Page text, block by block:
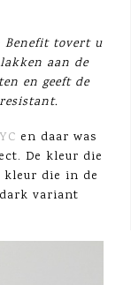
Benefit tovert u
aan de
en geeft de
en daar was
De kleur die
kleur die in de
variant